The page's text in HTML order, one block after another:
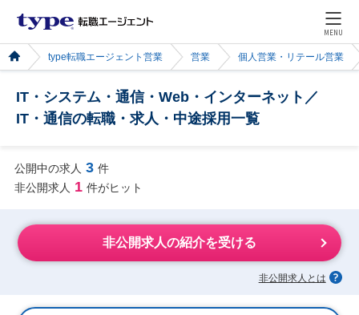
MENU
type転職エージェント営業 営業 個人営業・リテール営業
IT・システム・通信・Web・インターネット／
IT・通信の転職・求人・中途採用一覧
公開中の求人 3 件
非公開求人 1 件がヒット
非公開求人の紹介を受ける
非公開求人とは